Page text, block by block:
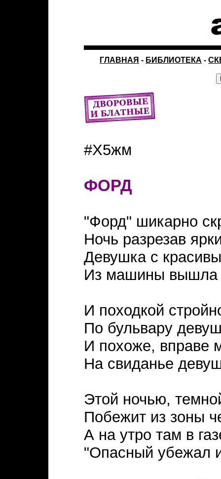
ГЛАВНАЯ - БИБЛИОТЕКА -
#Х5жм
ФОРД
"Форд" шикарно
Ночь разрезав
Девушка с
Из машины вышла
И походкой
По бульвару
И похоже, вправе
На свиданье
Этой ночью,
Побежит из зоны
А на утро там в
"Опасный убежал